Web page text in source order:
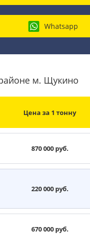
Whatsapp
м. Щукино
Цена за 1 тонну
870 000 руб.
220 000 руб.
670 000 руб.